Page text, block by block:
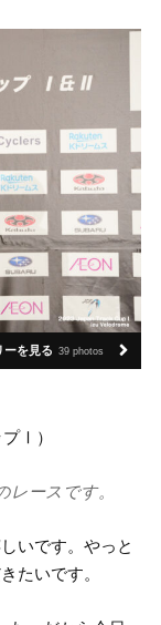
ーを見る 39 photos
Ⅰ）
ースです。
いです。やっと
たいです。